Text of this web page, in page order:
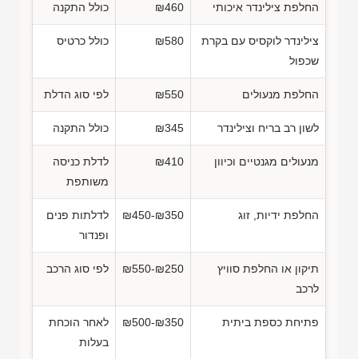
החלפת צילינדר איכותי ₪460 כולל התקנה
צילינדר לוקסיס עם בקרת
שכפול
₪580 כולל כרטיס
החלפת מנעולים ₪550 לפי סוג הדלת
לשון רב בריח וצילינדר ₪345 כולל התקנה
מנעולים מגנטיים וכיוון ₪410
לדלת כניסה
משותפת
החלפת ידיות, זוג ₪450-₪350
לדלתות פנים
ופנדור
תיקון או החלפת סוויץ
לרכב
₪550-₪250 לפי סוג הרכב
פתיחת כספת ביתית ₪500-₪350
לאחר הוכחת
בעלות